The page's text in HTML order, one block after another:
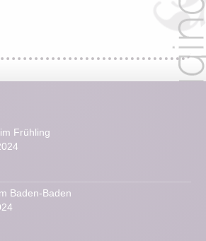
Frühling
Baden-Baden